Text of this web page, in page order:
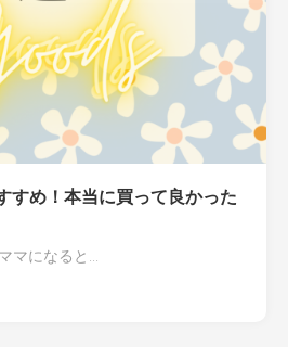
すめ！本当に買って良かった
マになると...